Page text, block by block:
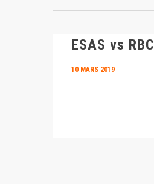
ESAS vs RBC
10 MARS 2019